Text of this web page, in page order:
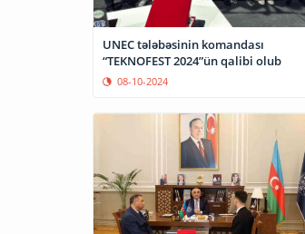
UNEC tələbəsinin komandası
“TEKNOFEST 2024”ün qalibi olub
08-10-2024